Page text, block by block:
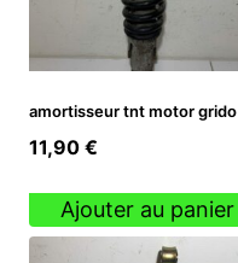
amortisseur tnt motor grido
11,90 €
Ajouter au panier